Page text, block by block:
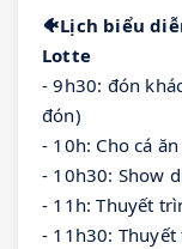
🐠Lịch biểu
Lotte
- 9h30: đón
đón)
- 10h: Cho cá
- 10h30: Show
- 11h: Thuyết
- 11h30: